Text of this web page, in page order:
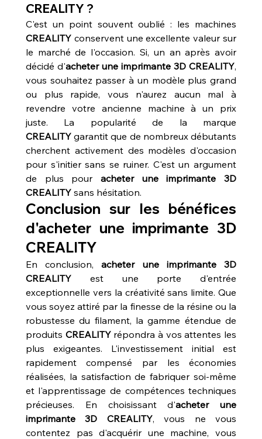
CREALITY ?
CREALITY conservent une excellente valeur sur
le marché de l'occasion. Si, un an après avoir
décidé d'acheter une imprimante 3D CREALITY,
vous souhaitez passer à un modèle plus grand
ou plus rapide, vous n'aurez aucun mal à
revendre votre ancienne machine à un prix
CREALITY garantit que de nombreux débutants
cherchent activement des modèles d'occasion
pour s'initier sans se ruiner. C'est un argument
de plus pour acheter une imprimante 3D
CREALITY sans hésitation.
Conclusion sur les bénéfices
d'acheter une imprimante 3D
CREALITY
En conclusion, acheter une imprimante 3D
CREALITY est une porte d'entrée
exceptionnelle vers la créativité sans limite. Que
vous soyez attiré par la finesse de la résine ou la
robustesse du filament, la gamme étendue de
produits CREALITY répondra à vos attentes les
plus exigeantes. L'investissement initial est
rapidement compensé par les économies
réalisées, la satisfaction de fabriquer soi-même
et l'apprentissage de compétences techniques
précieuses. En choisissant d'acheter une
imprimante 3D CREALITY, vous ne vous
contentez pas d'acquérir une machine, vous